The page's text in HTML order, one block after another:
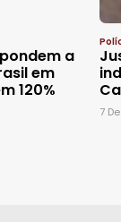
a
em
120%
7